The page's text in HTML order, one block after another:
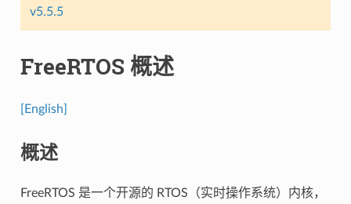
v5.5.5
FreeRTOS 概述
[English]
概述
FreeRTOS 是一个开源的 RTOS（实时操作系统）内核，